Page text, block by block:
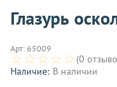
Глазурь
Арт: 65009
(0
Наличие: В наличии